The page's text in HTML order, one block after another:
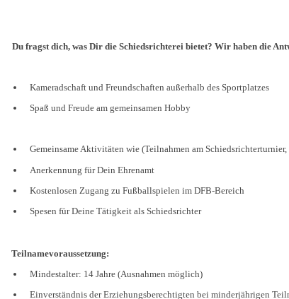
Du fragst dich, was Dir die Schiedsrichterei bietet? Wir haben die
Kameradschaft und Freundschaften außerhalb des Sportplatzes
Spaß und Freude am gemeinsamen Hobby
Gemeinsame Aktivitäten wie (Teilnahmen am
Anerkennung für Dein Ehrenamt
Kostenlosen Zugang zu Fußballspielen im DFB-Bereich
Spesen für Deine Tätigkeit als Schiedsrichter
Teilnamevoraussetzung:
Mindestalter: 14 Jahre (Ausnahmen möglich)
Einverständnis der Erziehungsberechtigten bei minderjährigen